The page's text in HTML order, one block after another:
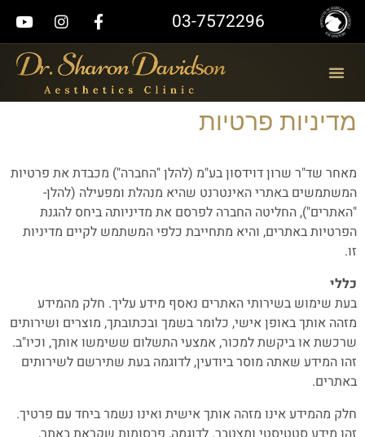
03-7572296
מדיניות פרטיות
מאחר שד"ר שרון דוידסון בע"מ (להלן "החברה") מכבדת את פרטיות
המשתמשים באתרי האינטרנט שהיא מנהלת ומפעילה (להלן-
"האתרים"), החליטה החברה לפרסם את מדיניותה ביחס להגנת
הפרטיות באתרים, והיא מתחייבת כלפי המשתמש לקיים מדיניות
זו.
כללי
בעת שימוש בשירותי האתרים נאסף מידע עליך. חלק מהמידע
מזהה אותך באופן אישי, כלומר בשמך ובכתובתך, מוצרים ושירותים
שרכשת או ביקשת למכור, אמצעי התשלום ששימשו אותך, וכיו"ב.
זהו המידע שאתה מוסר ביודעין, לדוגמה בעת שתירשם לשירותים
באתרים.
חלק מהמידע אינו מזהה אותך אישית ואינו נשמר ביחד עם פרטיך.